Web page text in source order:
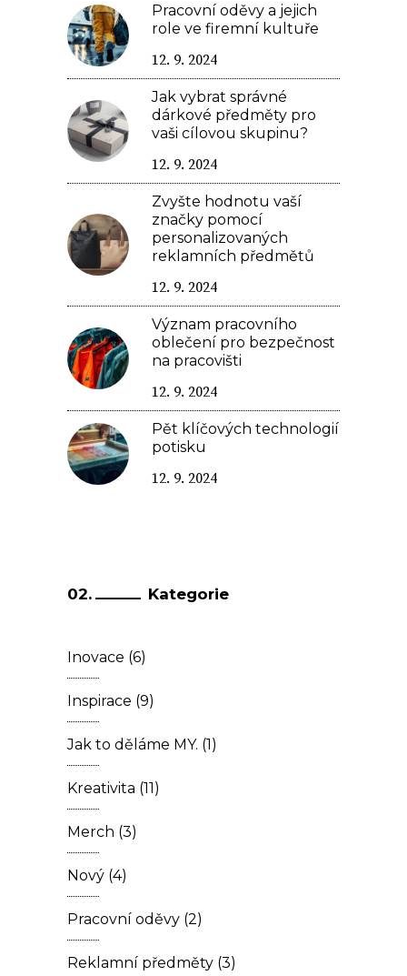
Pracovní oděvy a jejich
role ve firemní kultuře
12. 9. 2024
Jak vybrat správné
dárkové předměty pro
vaši cílovou skupinu?
12. 9. 2024
Zvyšte hodnotu vaší
značky pomocí
personalizovaných
reklamních předmětů
12. 9. 2024
Význam pracovního
oblečení pro bezpečnost
na pracovišti
12. 9. 2024
Pět klíčových technologií
potisku
12. 9. 2024
Kategorie
Inovace (6)
Inspirace (9)
Jak to děláme MY. (1)
Kreativita (11)
Merch (3)
Nový (4)
Pracovní oděvy (2)
Reklamní předměty (3)